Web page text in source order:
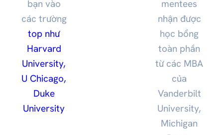
bạn vào
các trường
top như
Harvard
University,
U Chicago,
Duke
University
mentees
nhận được
học bổng
toàn phần
từ các MBA
của
Vanderbilt
University,
Michigan